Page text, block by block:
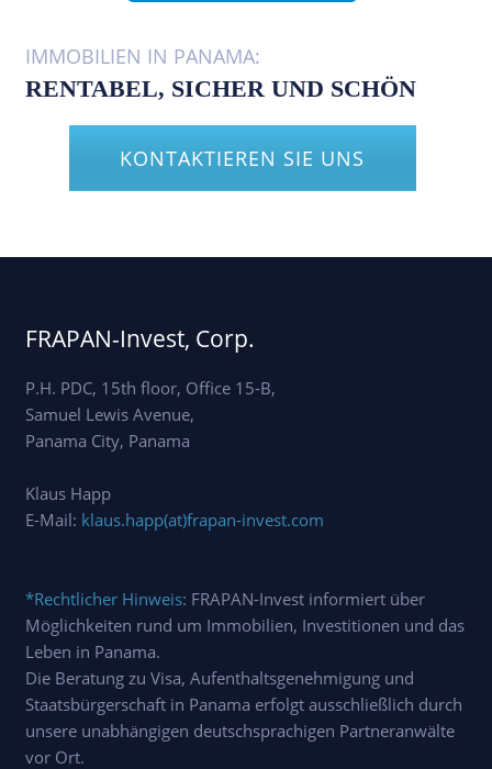
IMMOBILIEN IN PANAMA:
RENTABEL, SICHER UND SCHÖN
KONTAKTIEREN SIE UNS
FRAPAN-Invest, Corp.
P.H. PDC, 15th floor, Office 15-B,
Samuel Lewis Avenue,
Panama City, Panama
Klaus Happ
E-Mail: klaus.happ(at)frapan-invest.com
*Rechtlicher Hinweis: FRAPAN-Invest informiert über
Möglichkeiten rund um Immobilien, Investitionen und das
Leben in Panama.
Die Beratung zu Visa, Aufenthaltsgenehmigung und
Staatsbürgerschaft in Panama erfolgt ausschließlich durch
unsere unabhängigen deutschsprachigen Partneranwälte
vor Ort.